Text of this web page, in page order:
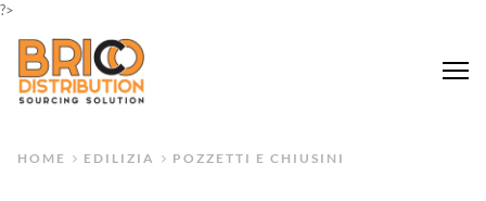
?>
HOME EDILIZIA POZZETTI E CHIUSINI